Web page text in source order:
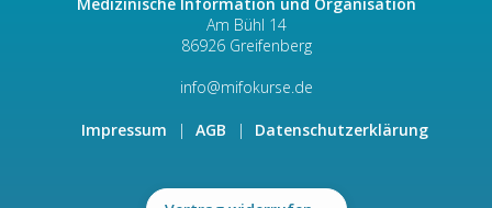
Am Bühl 14
86926 Greifenberg
info@mifokurse.de
Impressum AGB Datenschutzerklärung